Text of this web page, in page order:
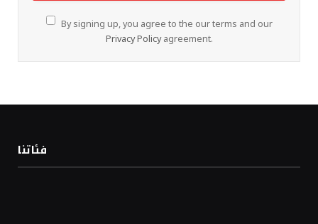
By signing up, you agree to the our terms and our
Privacy Policyagreement.
فئاتنا